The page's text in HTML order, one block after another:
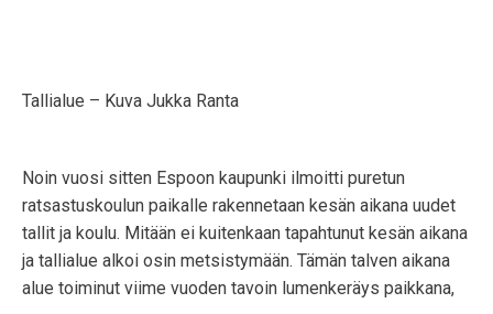
Tallialue – Kuva Jukka Ranta
Noin vuosi sitten Espoon kaupunki ilmoitti puretun
ratsastuskoulun paikalle rakennetaan kesän aikana uudet
tallit ja koulu. Mitään ei kuitenkaan tapahtunut kesän aikana
ja tallialue alkoi osin metsistymään. Tämän talven aikana
alue toiminut viime vuoden tavoin lumenkeräys paikkana,